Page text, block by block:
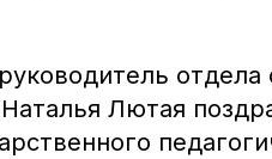
отдела
Лютая